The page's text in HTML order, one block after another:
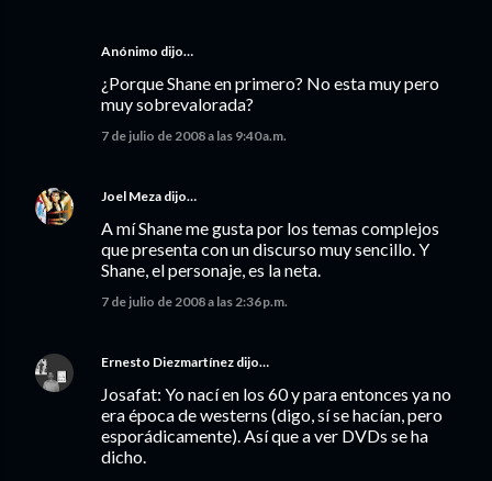
Anónimo dijo…
¿Porque Shane en primero? No esta muy pero
muy sobrevalorada?
7 de julio de 2008 a las 9:40 a.m.
Joel Meza dijo…
A mí Shane me gusta por los temas complejos
que presenta con un discurso muy sencillo. Y
Shane, el personaje, es la neta.
7 de julio de 2008 a las 2:36 p.m.
Ernesto Diezmartínez dijo…
Josafat: Yo nací en los 60 y para entonces ya no
era época de westerns (digo, sí se hacían, pero
esporádicamente). Así que a ver DVDs se ha
dicho.